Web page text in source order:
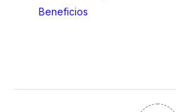
Beneficios